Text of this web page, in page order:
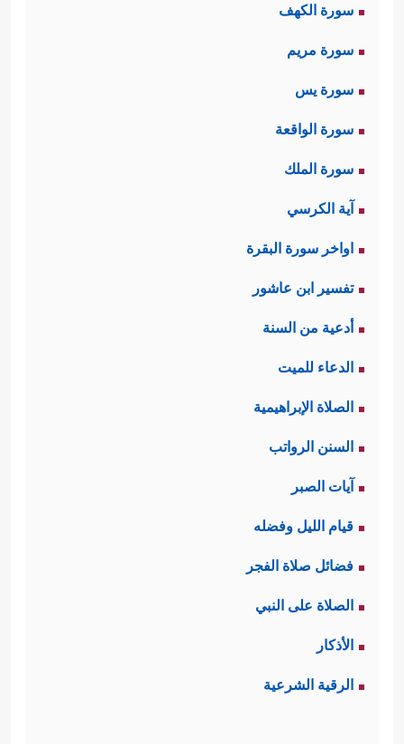
سورة الكهف
سورة مريم
سورة يس
سورة الواقعة
سورة الملك
آية الكرسي
اواخر سورة البقرة
تفسير ابن عاشور
أدعية من السنة
الدعاء للميت
الصلاة الإبراهيمية
السنن الرواتب
آيات الصبر
قيام الليل وفضله
فضائل صلاة الفجر
الصلاة على النبي
الأذكار
الرقية الشرعية